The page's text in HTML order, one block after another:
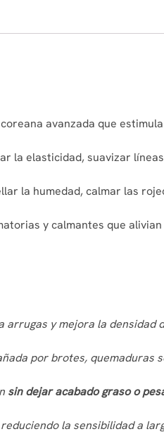
avanzada que
la elasticidad, suavizar
la humedad, calmar las
y calmantes que
y mejora la densidad
por brotes, quemaduras
sin dejar acabado graso o
la sensibilidad a